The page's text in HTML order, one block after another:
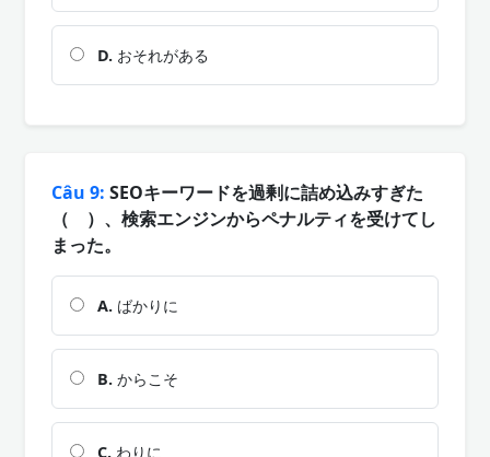
D. おそれがある
Câu 9: SEOキーワードを過剰に詰め込みすぎた
（ ）、検索エンジンからペナルティを受けてし
まった。
A. ばかりに
B. からこそ
C. わりに